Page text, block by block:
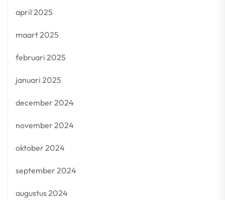
april 2025
maart 2025
februari 2025
januari 2025
december 2024
november 2024
oktober 2024
september 2024
augustus 2024